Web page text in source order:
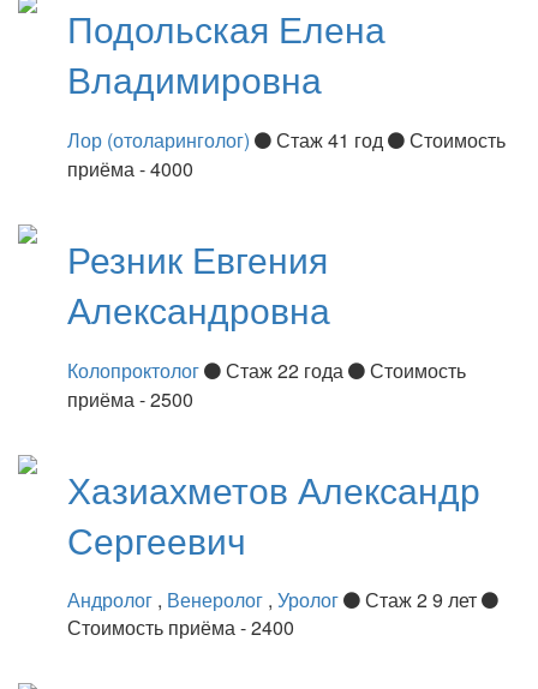
Подольская Елена
Владимировна
Лор (отоларинголог) Стаж 41 год
Стоимость
приёма - 4000
Резник Евгения
Александровна
Колопроктолог Стаж 22 года
Стоимость
приёма - 2500
Хазиахметов Александр
Сергеевич
Андролог , Венеролог , Уролог
Стаж 2 9 лет
Стоимость приёма - 2400